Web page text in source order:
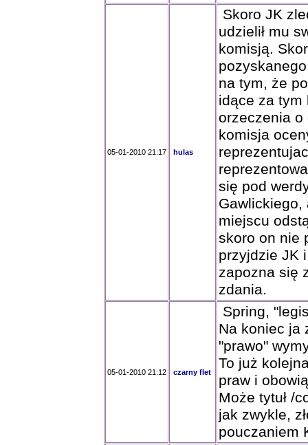
05-01-2010 21:17 hulas
Skoro JK
udzielił mu
komisją.
na tym, że
idące za tym
orzeczenia o
komisja
się pod
Gawlickiego,
miejscu
skoro on nie
przyjdzie JK
zapozna się
zdania.
05-01-2010 21:12 czarny flet
Spring,
Na koniec ja
"prawo"
To już
praw i
Może tytuł /
jak zwykle,
pouczaniem